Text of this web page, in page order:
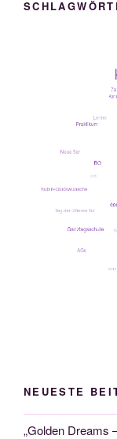
NEUESTE
„Golden Dreams